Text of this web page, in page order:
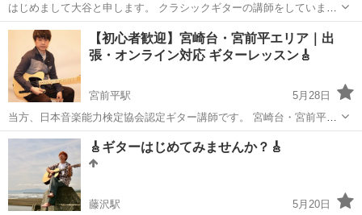
はじめまして大谷と申します。 クラシックギターの講師をしていま
す。 🎸 大谷クラシックギター教室 生徒募集 🎸 小さな一歩から、音楽
のある暮らしをはじめてみませんか？ やさしく響くクラシックギター
の音色は、日...
神奈川 相模原市 東林間駅 ギター クラシックギター
【初心者歓迎】宮崎台・宮前平エリア｜出
張・オンライン対応 ギターレッスン🎸
宮前平駅
5月28日
当方、日本音楽能力検定協会認定ギター講師です。 宮崎台・宮前平エ
リアを中心に、初心者歓迎のマンツーマンギターレッスンを行ってい
「好きな曲を弾けるよう...
神奈川 川崎市 宮前平駅 ギター
🎸ギターはじめてみませんか？🎸
藤沢駅
5月20日